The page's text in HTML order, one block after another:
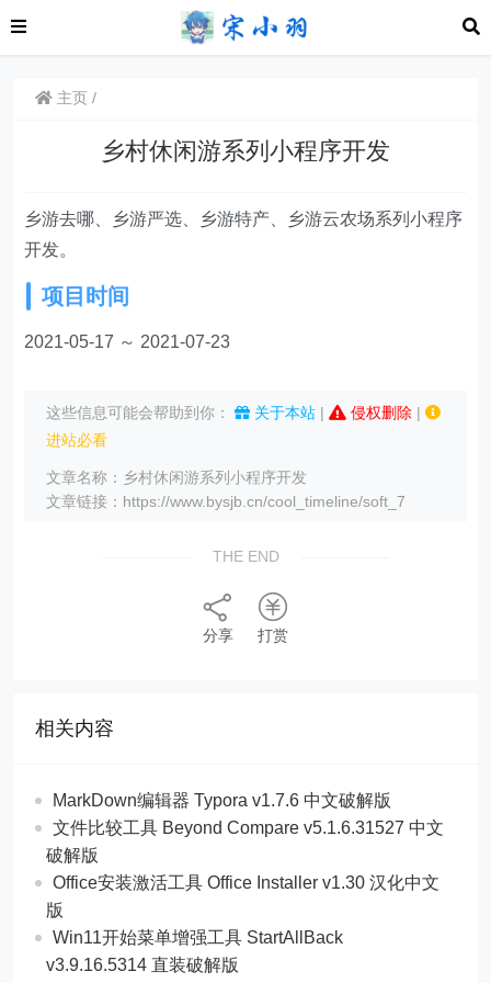
主页
乡村休闲游系列小程序开发
乡游去哪、乡游严选、乡游特产、乡游云农场系列小程序
开发。
项目时间
2021-05-17 ～ 2021-07-23
这些信息可能会帮助到你： 关于本站 | 侵权删除 |
进站必看
文章名称：乡村休闲游系列小程序开发
文章链接：https://www.bysjb.cn/cool_timeline/soft_7
THE END
分享 打赏
相关内容
MarkDown编辑器 Typora v1.7.6 中文破解版
文件比较工具 Beyond Compare v5.1.6.31527 中文
破解版
Office安装激活工具 Office Installer v1.30 汉化中文
版
Win11开始菜单增强工具 StartAllBack
v3.9.16.5314 直装破解版